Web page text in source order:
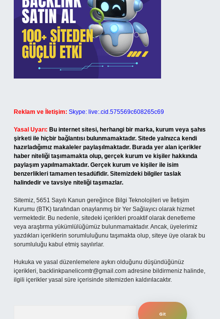
Reklam ve İletişim: Skype: live:.cid.575569c608265c69
Yasal Uyarı: Bu internet sitesi, herhangi bir marka, kurum veya şahıs
şirketi ile hiçbir bağlantısı bulunmamaktadır. Sitede yalnızca kendi
hazırladığımız makaleler paylaşılmaktadır. Burada yer alan içerikler
haber niteliği taşımamakta olup, gerçek kurum ve kişiler hakkında
paylaşım yapılmamaktadır. Gerçek kurum ve kişiler ile isim
benzerlikleri tamamen tesadüfidir. Sitemizdeki bilgiler taslak
halindedir ve tavsiye niteliği taşımazlar.
Sitemiz, 5651 Sayılı Kanun gereğince Bilgi Teknolojileri ve İletişim
Kurumu (BTK) tarafından onaylanmış bir Yer Sağlayıcı olarak hizmet
vermektedir. Bu nedenle, sitedeki içerikleri proaktif olarak denetleme
veya araştırma yükümlülüğümüz bulunmamaktadır. Ancak, üyelerimiz
yazdıkları içeriklerin sorumluluğunu taşımakta olup, siteye üye olarak bu
sorumluluğu kabul etmiş sayılırlar.
Hukuka ve yasal düzenlemelere aykırı olduğunu düşündüğünüz
içerikleri, backlinkpanelicomtr@gmail.com adresine bildirmeniz halinde,
ilgili içerikler yasal süre içerisinde sitemizden kaldırılacaktır.